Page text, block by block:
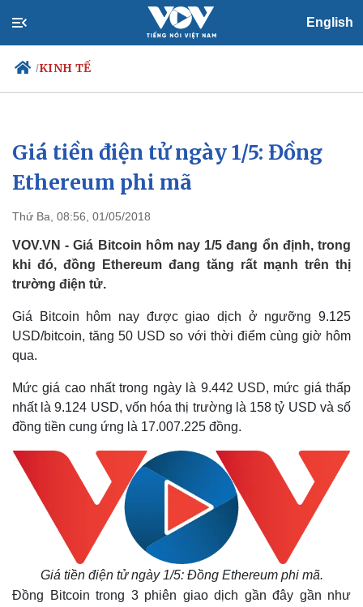
English
/KINH TẾ
Chính trị
Đảng
Tổ chức nhân sự
Nhận diện sự thật
Xã hội
Việc làm
Biển đảo
Giá tiền điện tử ngày 1/5: Đồng
Ethereum phi mã
Thứ Ba, 08:56, 01/05/2018
VOV.VN - Giá Bitcoin hôm nay 1/5 đang ổn định, trong
khi đó, đồng Ethereum đang tăng rất mạnh trên thị
trường điện tử.
Giá Bitcoin hôm nay được giao dịch ở ngưỡng 9.125
USD/bitcoin, tăng 50 USD so với thời điểm cùng giờ hôm
qua.
Mức giá cao nhất trong ngày là 9.442 USD, mức giá thấp
nhất là 9.124 USD, vốn hóa thị trường là 158 tỷ USD và số
đồng tiền cung ứng là 17.007.225 đồng.
Giá tiền điện tử ngày 1/5: Đồng Ethereum phi mã.
Đồng Bitcoin trong 3 phiên giao dịch gần đây gần như